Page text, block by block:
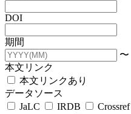
DOI
期間
〜
本文リンク
本文リンクあり
データソース
JaLC
IRDB Crossref